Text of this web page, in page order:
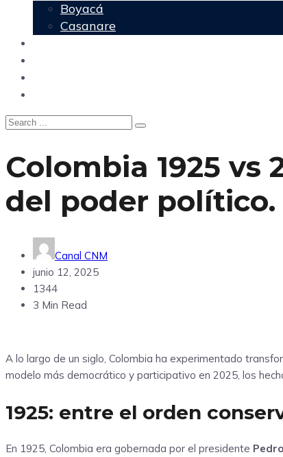
Boyacá
Casanare
Colombia 1925 vs
del poder político.
Canal CNM
junio 12, 2025
1344
3 Min Read
A lo largo de un siglo, Colombia ha experimentado
modelo más democrático y participativo en 2025, los
1925: entre el orden
En 1925, Colombia era gobernada por el presidente